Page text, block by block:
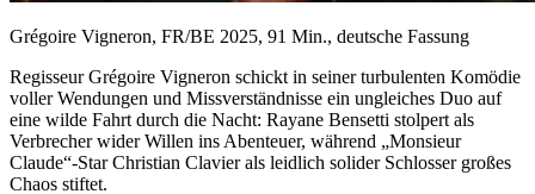
Grégoire Vigneron, FR/BE 2025, 91 Min., deutsche Fassung
Regisseur Grégoire Vigneron schickt in seiner turbulenten Komödie
voller Wendungen und Missverständnisse ein ungleiches Duo auf
eine wilde Fahrt durch die Nacht: Rayane Bensetti stolpert als
Verbrecher wider Willen ins Abenteuer, während „Monsieur
Claude“-Star Christian Clavier als leidlich solider Schlosser großes
Chaos stiftet.